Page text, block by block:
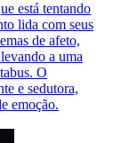
está tentando
lida com seus
de afeto,
a uma
O
e sedutora,
emoção.